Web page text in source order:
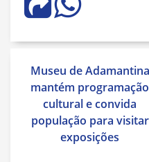
Navegação
de
Post
Museu de Adamantina
mantém programação
cultural e convida
população para visitar
exposições